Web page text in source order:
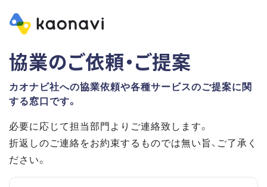
協業のご依頼・ご提案
カオナビ社への協業依頼や各種サービスのご提案に関
する窓口です。
必要に応じて担当部門よりご連絡致します。
折返しのご連絡をお約束するものでは無い旨、ご了承く
ださい。